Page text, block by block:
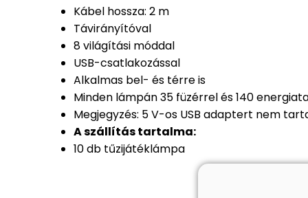
Kábel hossza: 2 m
Távirányítóval
8 világítási móddal
USB-csatlakozással
Alkalmas bel- és térre is
Minden lámpán 35 füzérrel és 140
Megjegyzés: 5 V-os USB adaptert nem
A szállítás tartalma:
10 db tűzijátéklámpa